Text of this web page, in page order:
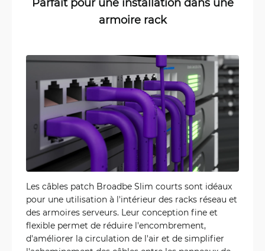
armoire rack
Les câbles patch Broadbe Slim courts sont idéaux
pour une utilisation à l'intérieur des racks réseau et
des armoires serveurs. Leur conception fine et
flexible permet de réduire l'encombrement,
d'améliorer la circulation de l'air et de simplifier